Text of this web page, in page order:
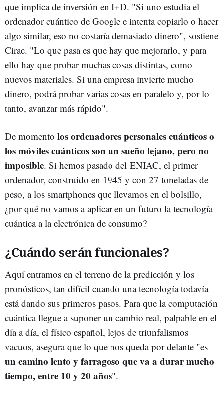
que implica de inversión en I+D. "Si uno estudia el
ordenador cuántico de Google e intenta copiarlo o hacer
algo similar, eso no costaría demasiado dinero", sostiene
Cirac. "Lo que pasa es que hay que mejorarlo, y para
ello hay que probar muchas cosas distintas, como
nuevos materiales. Si una empresa invierte mucho
dinero, podrá probar varias cosas en paralelo y, por lo
tanto, avanzar más rápido".
De momento los ordenadores personales cuánticos o
los móviles cuánticos son un sueño lejano, pero no
imposible. Si hemos pasado del ENIAC, el primer
ordenador, construido en 1945 y con 27 toneladas de
peso, a los smartphones que llevamos en el bolsillo,
¿por qué no vamos a aplicar en un futuro la tecnología
cuántica a la electrónica de consumo?
¿Cuándo serán funcionales?
Aquí entramos en el terreno de la predicción y los
pronósticos, tan difícil cuando una tecnología todavía
está dando sus primeros pasos. Para que la computación
cuántica llegue a suponer un cambio real, palpable en el
día a día, el físico español, lejos de triunfalismos
vacuos, asegura que lo que nos queda por delante "es
un camino lento y farragoso que va a durar mucho
tiempo, entre 10 y 20 años".